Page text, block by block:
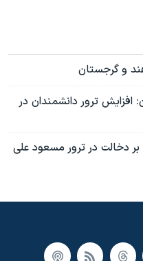
و گرجستان
ترور دانشمندان در
بر دخالت در ترور مسعود علی